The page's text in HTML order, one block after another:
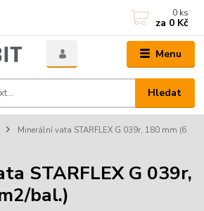
Menu
Hledat
0 ks
za 0 Kč
Minerální vata STARFLEX G 039r, 180 mm (6
STARFLEX G 039r,
bal.)